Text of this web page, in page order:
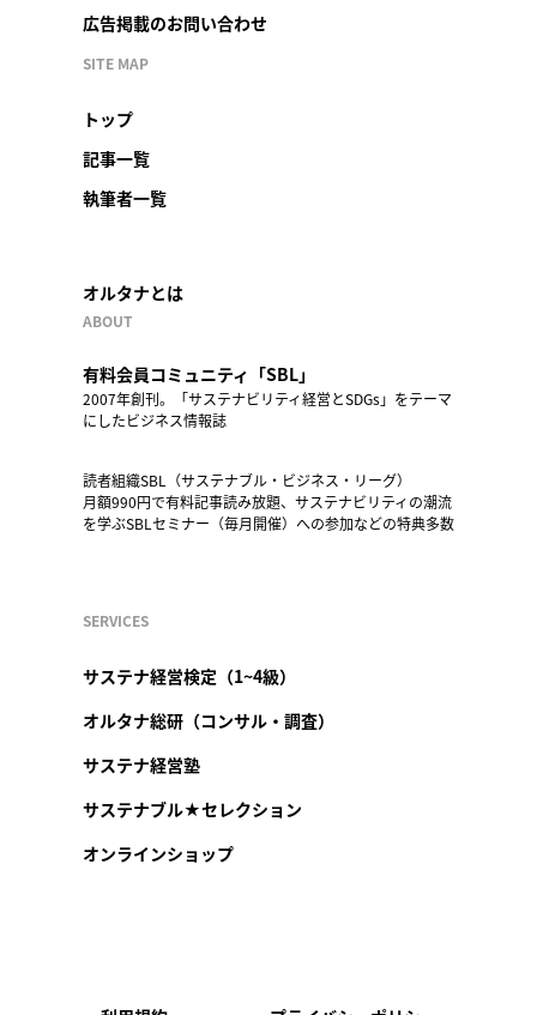
広告掲載のお問い合わせ
SITE MAP
トップ
記事一覧
執筆者一覧
オルタナとは
ABOUT
有料会員コミュニティ「SBL」
2007年創刊。「サステナビリティ経営とSDGs」をテーマ
にしたビジネス情報誌
読者組織SBL（サステナブル・ビジネス・リーグ）
月額990円で有料記事読み放題、サステナビリティの潮流
を学ぶSBLセミナー（毎月開催）への参加などの特典多数
SERVICES
サステナ経営検定（1~4級）
オルタナ総研（コンサル・調査）
サステナ経営塾
サステナブル★セレクション
オンラインショップ